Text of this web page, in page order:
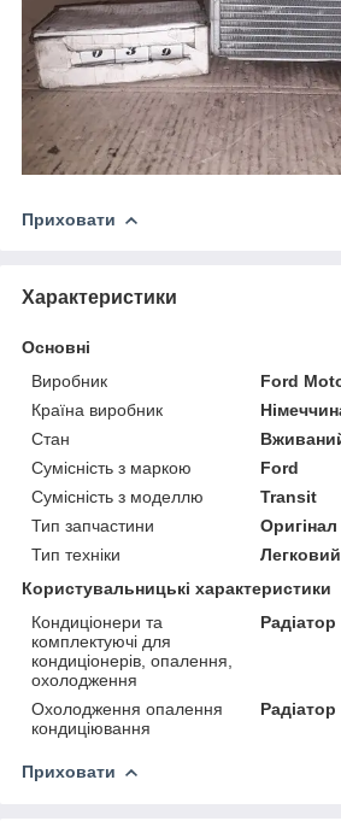
Приховати
Характеристики
Основні
Виробник
Ford
Країна виробник
Стан
Сумісність з маркою
Ford
Сумісність з моделлю
Transit
Тип запчастини
Оригінал
Тип техніки
Користувальницькі характеристики
Кондиціонери та
комплектуючі для
кондиціонерів, опалення,
охолодження
Радіатор
Охолодження опалення
кондиціювання
Радіатор
Приховати